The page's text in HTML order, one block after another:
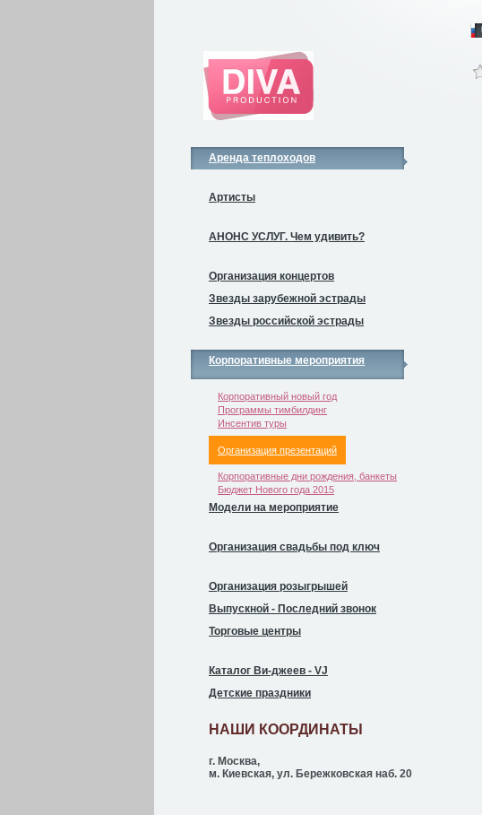
Аренда теплоходов
Артисты
АНОНС УСЛУГ. Чем удивить?
Организация концертов
Звезды зарубежной эстрады
Звезды российской эстрады
Корпоративные мероприятия
Корпоративный новый год
Программы тимбилдинг
Инсентив туры
Организация презентаций
Корпоративные дни рождения, банкеты
Бюджет Нового года 2015
Модели на мероприятие
Организация свадьбы под ключ
Организация розыгрышей
Выпускной - Последний звонок
Торговые центры
Каталог Ви-джеев - VJ
Детские праздники
НАШИ КООРДИНАТЫ
г. Москва,
м. Киевская, ул. Бережковская наб. 20